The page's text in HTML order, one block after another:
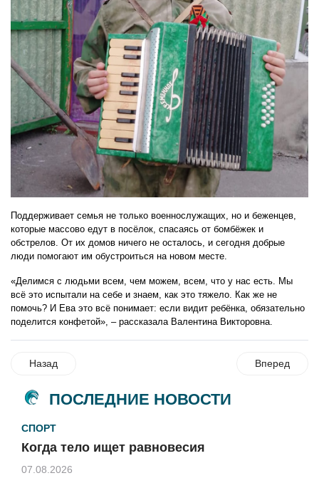
Поддерживает семья не только военнослужащих, но и беженцев,
которые массово едут в посёлок, спасаясь от бомбёжек и
обстрелов. От их домов ничего не осталось, и сегодня добрые
люди помогают им обустроиться на новом месте.
«Делимся с людьми всем, чем можем, всем, что у нас есть. Мы
всё это испытали на себе и знаем, как это тяжело. Как же не
помочь? И Ева это всё понимает: если видит ребёнка, обязательно
поделится конфетой», – рассказала Валентина Викторовна.
Назад Вперед
ПОСЛЕДНИЕ НОВОСТИ
СПОРТ
Когда тело ищет равновесия
07.08.2026